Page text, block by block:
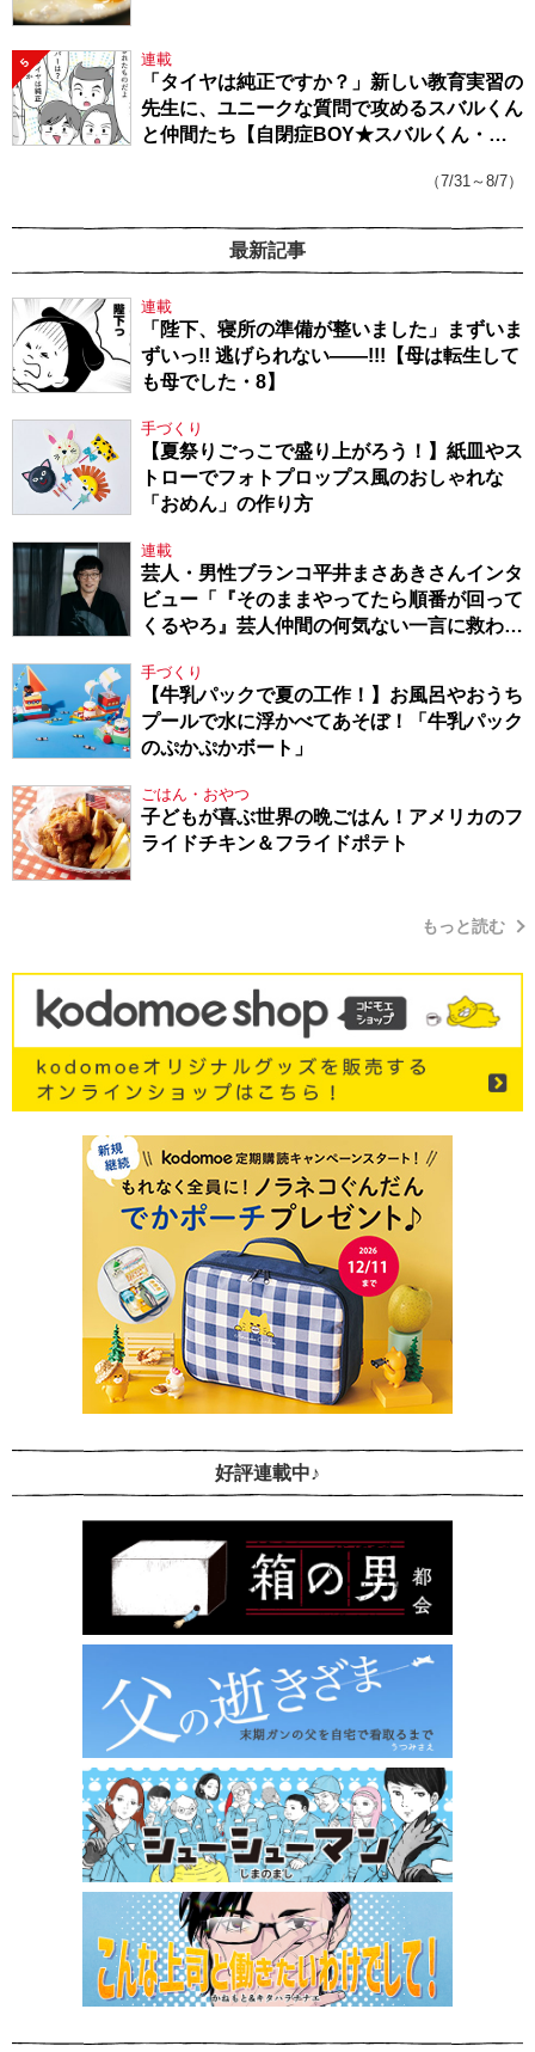
5 連載
「タイヤは純正ですか？」新しい教育実習の
先生に、ユニークな質問で攻めるスバルくん
と仲間たち【自閉症BOY★スバルくん・
（7/31～8/7）
最新記事
連載
「陛下、寝所の準備が整いました」まずいま
ずいっ!! 逃げられない――!!!【母は転生して
も母でした・8】
手づくり
【夏祭りごっこで盛り上がろう！】紙皿やス
トローでフォトプロップス風のおしゃれな
「おめん」の作り方
連載
芸人・男性ブランコ平井まさあきさんインタ
ビュー「『そのままやってたら順番が回って
くるやろ』芸人仲間の何気ない一言に救われ
手づくり
【牛乳パックで夏の工作！】お風呂やおうち
プールで水に浮かべてあそぼ！「牛乳パック
のぷかぷかボート」
ごはん・おやつ
子どもが喜ぶ世界の晩ごはん！アメリカのフ
ライドチキン＆フライドポテト
もっと読む
好評連載中♪